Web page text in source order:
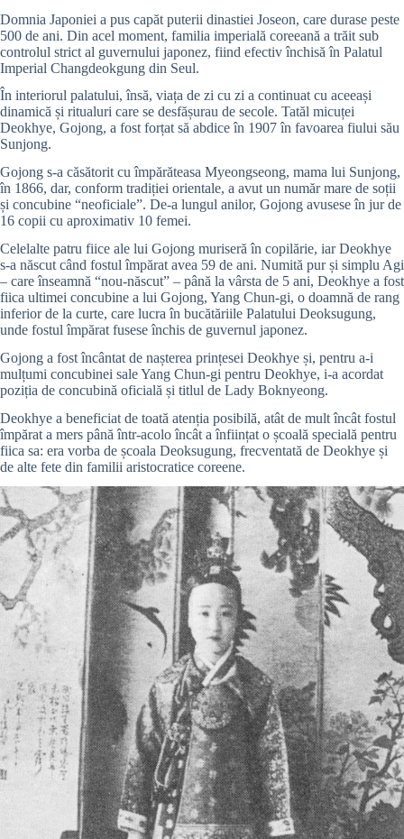
Domnia Japoniei a pus capăt puterii dinastiei Joseon, care durase peste
500 de ani. Din acel moment, familia imperială coreeană a trăit sub
controlul strict al guvernului japonez, fiind efectiv închisă în Palatul
Imperial Changdeokgung din Seul.
În interiorul palatului, însă, viața de zi cu zi a continuat cu aceeași
dinamică și ritualuri care se desfășurau de secole. Tatăl micuței
Deokhye, Gojong, a fost forțat să abdice în 1907 în favoarea fiului său
Sunjong.
Gojong s-a căsătorit cu împărăteasa Myeongseong, mama lui Sunjong,
în 1866, dar, conform tradiției orientale, a avut un număr mare de soții
și concubine “neoficiale”. De-a lungul anilor, Gojong avusese în jur de
16 copii cu aproximativ 10 femei.
Celelalte patru fiice ale lui Gojong muriseră în copilărie, iar Deokhye
s-a născut când fostul împărat avea 59 de ani. Numită pur și simplu Agi
– care înseamnă “nou-născut” – până la vârsta de 5 ani, Deokhye a fost
fiica ultimei concubine a lui Gojong, Yang Chun-gi, o doamnă de rang
inferior de la curte, care lucra în bucătăriile Palatului Deoksugung,
unde fostul împărat fusese închis de guvernul japonez.
Gojong a fost încântat de nașterea prințesei Deokhye și, pentru a-i
mulțumi concubinei sale Yang Chun-gi pentru Deokhye, i-a acordat
poziția de concubină oficială și titlul de Lady Boknyeong.
Deokhye a beneficiat de toată atenția posibilă, atât de mult încât fostul
împărat a mers până într-acolo încât a înființat o școală specială pentru
fiica sa: era vorba de școala Deoksugung, frecventată de Deokhye și
de alte fete din familii aristocratice coreene.